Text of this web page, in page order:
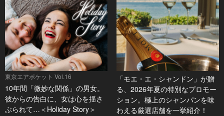
東京エアポケット Vol.16
10年間「微妙な関係」の男女。
彼からの告白に、女は心を揺さ
ぶられて…＜Holiday Story＞
「モエ・エ・シャンドン」が贈
る、2026年夏の特別なプロモー
ション。極上のシャンパンを味
わえる厳選店舗を一挙紹介！